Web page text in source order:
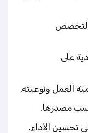
التخصص
على
العمل ونوعيته.
حسب مصدرها.
تحسين الأداء.